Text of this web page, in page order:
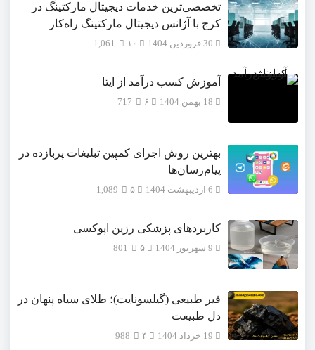
تخصصی‌ترین خدمات دیجیتال مارکتینگ در
کرج با آژانس دیجیتال مارکتینگ راه‌کار
30 فروردین 1404 1,061
آموزش کسب درآمد از ایتا
18 بهمن 1404 717
بهترین روش اجرای کمپین تبلیغات پربازده در
پیام‌رسان‌ها
6 اردیبهشت 1404 1,089
کاربردهای پزشکی رزین اپوکسی
9 شهریور 1404 801
قیر طبیعی (گیلسونایت)؛ طلای سیاه پنهان در
دل طبیعت
19 خرداد 1404 988